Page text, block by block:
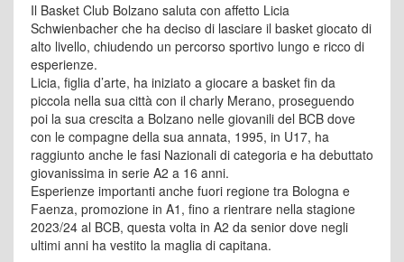
Il Basket Club Bolzano saluta con affetto Licia
Schwienbacher che ha deciso di lasciare il basket giocato di
alto livello, chiudendo un percorso sportivo lungo e ricco di
esperienze.
Licia, figlia d’arte, ha iniziato a giocare a basket fin da
piccola nella sua città con il charly Merano, proseguendo
poi la sua crescita a Bolzano nelle giovanili del BCB dove
con le compagne della sua annata, 1995, in U17, ha
raggiunto anche le fasi Nazionali di categoria e ha debuttato
giovanissima in serie A2 a 16 anni.
Esperienze importanti anche fuori regione tra Bologna e
Faenza, promozione in A1, fino a rientrare nella stagione
2023/24 al BCB, questa volta in A2 da senior dove negli
ultimi anni ha vestito la maglia di capitana.